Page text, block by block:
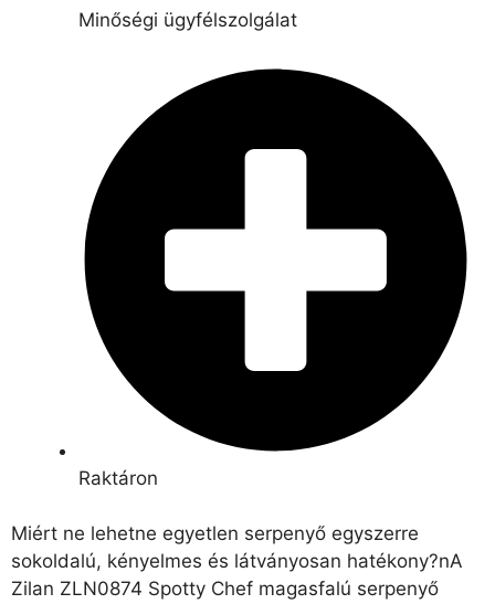
Minőségi ügyfélszolgálat
Raktáron
Miért ne lehetne egyetlen serpenyő egyszerre
sokoldalú, kényelmes és látványosan hatékony?nA
Zilan ZLN0874 Spotty Chef magasfalú serpenyő